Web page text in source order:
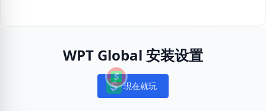
WPT Global 安装设置
Notifications
現在就玩